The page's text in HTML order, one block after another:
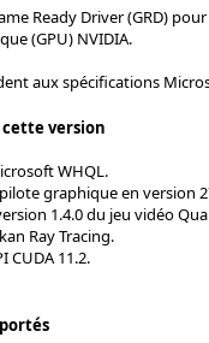
Ready Driver (GRD)
(GPU) NVIDIA.
aux spécifications
version
WHQL.
graphique en version
1.4.0 du jeu vidéo
Ray Tracing.
CUDA 11.2.